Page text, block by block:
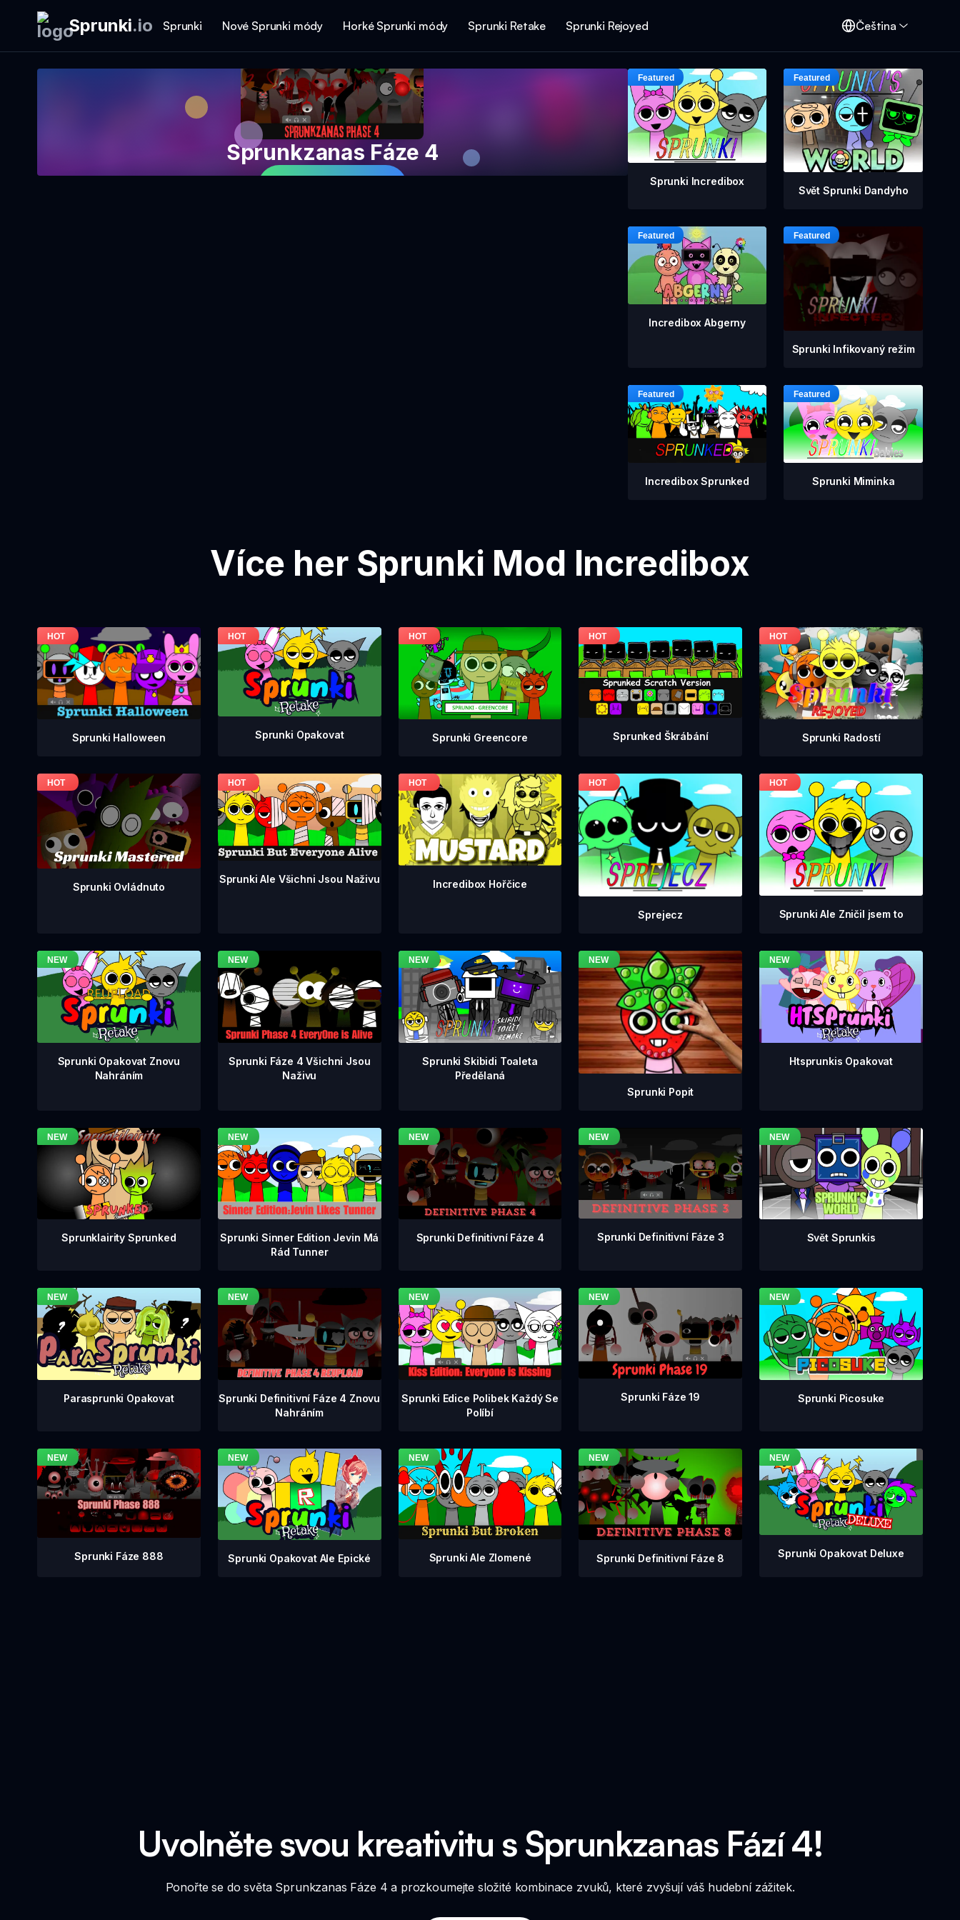
Sprunki.io Sprunki Nové Sprunki módy Horké Sprunki módy Sprunki Retake Sprunki Rejoyed Čeština
Sprunkzanas Fáze 4
Sprunki Incredibox
Svět Sprunki Dandyho
Incredibox Abgerny
Sprunki Infikovaný režim
Incredibox Sprunked Sprunki Miminka
Více her Sprunki Mod Incredibox
Sprunki Halloween Sprunki Opakovat Sprunki Greencore Sprunked Škrábání Sprunki Radostí
Sprunki Ovládnuto
Sprunki Ale Všichni Jsou Naživu Incredibox Hořčice
Sprejecz Sprunki Ale Zničil jsem to
Sprunki Opakovat Znovu
Nahráním
Sprunki Fáze 4 Všichni Jsou
Naživu
Sprunki Skibidi Toaleta
Předělaná
Sprunki Popit
Htsprunkis Opakovat
Sprunklairity Sprunked
Sprunki Sinner Edition Jevin Má
Rád Tunner
Sprunki Definitivní Fáze 4 Sprunki Definitivní Fáze 3 Svět Sprunkis
Parasprunki Opakovat
Sprunki Definitivní Fáze 4 Znovu
Nahráním
Sprunki Edice Polibek Každý Se
Políbí
Sprunki Fáze 19 Sprunki Picosuke
Sprunki Fáze 888 Sprunki Opakovat Ale Epické Sprunki Ale Zlomené Sprunki Definitivní Fáze 8 Sprunki Opakovat Deluxe
Uvolněte svou kreativitu s Sprunkzanas Fází 4!
Ponořte se do světa Sprunkzanas Fáze 4 a prozkoumejte složité kombinace zvuků, které zvyšují váš hudební zážitek.